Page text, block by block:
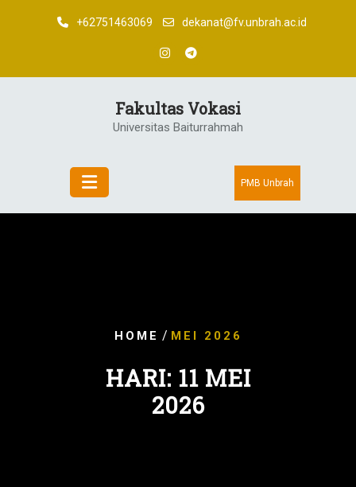
+62751463069 dekanat@fv.unbrah.ac.id
Fakultas Vokasi
Universitas Baiturrahmah
PMB Unbrah
HOME / MEI 2026
HARI: 11 MEI
2026